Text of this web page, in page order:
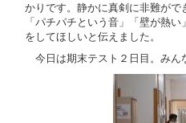
かりです。静かに真剣に非難がで
「パチパチという音」「壁が熱
をしてほしいと伝えました。
今日は期末テスト２日目。みん